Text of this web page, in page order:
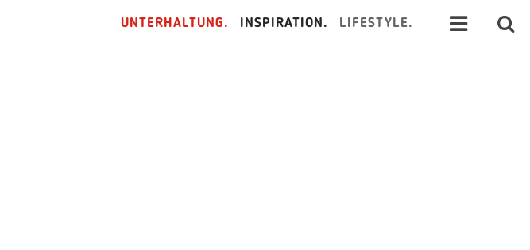
UNTERHALTUNG. INSPIRATION. LIFESTYLE.